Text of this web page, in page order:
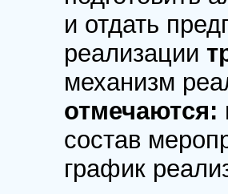
и отдать
реализации
механизм
отмечаются:
состав
график